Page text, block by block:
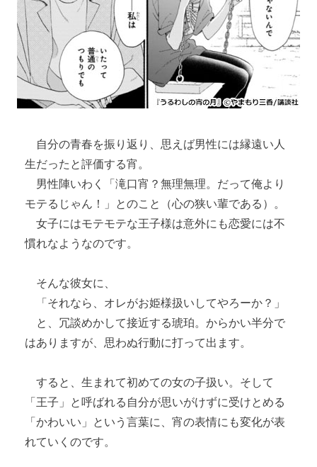
自分の青春を振り返り、思えば男性には縁遠い人
生だったと評価する宵。
男性陣いわく「滝口宵？無理無理。だって俺より
モテるじゃん！」とのこと（心の狭い輩である）。
女子にはモテモテな王子様は意外にも恋愛には不
慣れなようなのです。
そんな彼女に、
「それなら、オレがお姫様扱いしてやろーか？」
と、冗談めかして接近する琥珀。からかい半分で
はありますが、思わぬ行動に打って出ます。
すると、生まれて初めての女の子扱い。そして
「王子」と呼ばれる自分が思いがけずに受けとめる
「かわいい」という言葉に、宵の表情にも変化が表
れていくのです。